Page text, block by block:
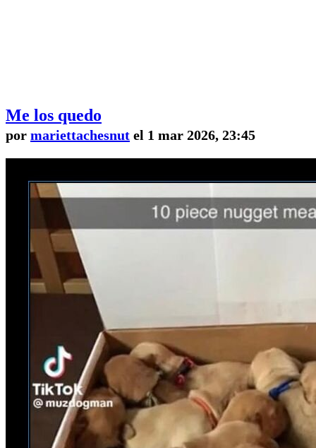
Me los quedo
por mariettachesnut el 1 mar 2026, 23:45